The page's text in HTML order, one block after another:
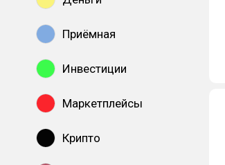
Приёмная
Инвестиции
Маркетплейсы
Крипто